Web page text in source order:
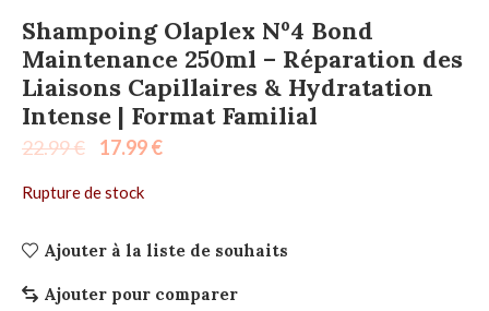
Shampoing Olaplex Nº4 Bond
Maintenance 250ml – Réparation des
Liaisons Capillaires & Hydratation
Intense | Format Familial
22.99€ 17.99€
Rupture de stock
Ajouter à la liste de souhaits
Ajouter pour comparer